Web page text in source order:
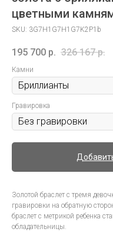
цветными
SKU: 3G7H1G7H1G7K2P1b
195 700 р. 326 167 р.
Камни
Гравировка
Золотой браслет с тремя
гравировки на обратную
браслет с метрикой ребенка
обладательницы.